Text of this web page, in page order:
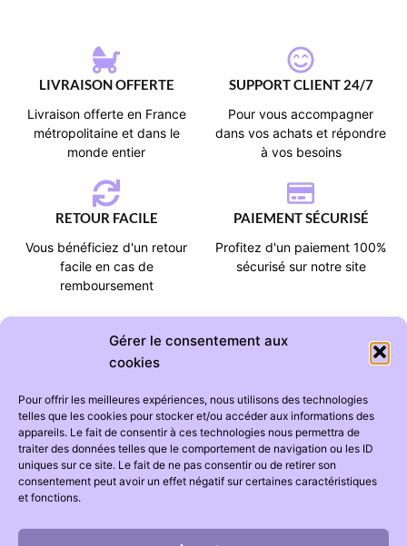
Gérer le consentement aux
cookies
Pour offrir les meilleures expériences, nous utilisons des technologies
telles que les cookies pour stocker et/ou accéder aux informations des
appareils. Le fait de consentir à ces technologies nous permettra de
traiter des données telles que le comportement de navigation ou les ID
uniques sur ce site. Le fait de ne pas consentir ou de retirer son
consentement peut avoir un effet négatif sur certaines caractéristiques
et fonctions.
LIVRAISON OFFERTE
Livraison offerte en France
métropolitaine et dans le
monde entier
SUPPORT CLIENT 24/7
Pour vous accompagner
dans vos achats et répondre
à vos besoins
RETOUR FACILE
Vous bénéficiez d'un retour
facile en cas de
remboursement
PAIEMENT SÉCURISÉ
Profitez d'un paiement 100%
sécurisé sur notre site
CATÉGORIES
Tapis chambre bébé
Tapis chambre enfant
AIDE
Suivi de commande
Foire aux questions